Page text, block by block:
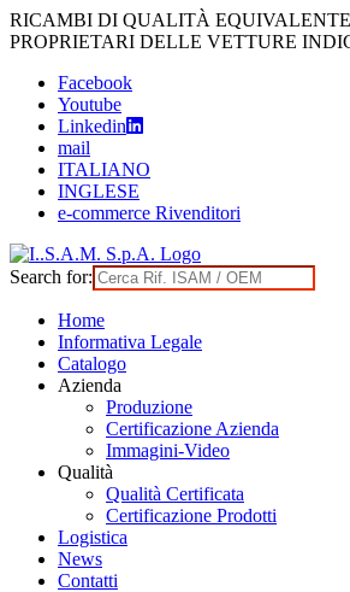
Skip
to
RICAMBI DI QUALITÀ
PROPRIETARI DELLE VETTURE
Facebook
Youtube
Linkedin
mail
ITALIANO
INGLESE
e-commerce Rivenditori
Search for:
Home
Informativa Legale
Catalogo
Azienda
Produzione
Certificazione Azienda
Immagini-Video
Qualità
Qualità Certificata
Certificazione Prodotti
Logistica
News
Contatti